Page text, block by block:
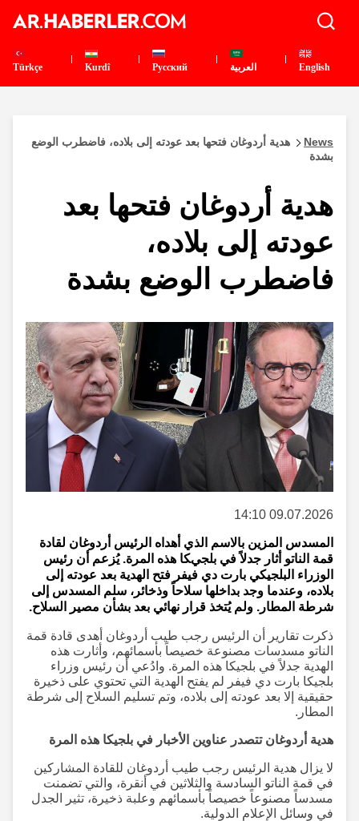
English العربية Pусский
Kurdî
Türkçe
News
هدية أردوغان فتحها بعد عودته إلى بلاده، فاضطرب الوضع
بشدة
هدية أردوغان فتحها بعد
عودته إلى بلاده،
فاضطرب الوضع بشدة
09.07.2026 14:10
المسدس المزين بالاسم الذي أهداه الرئيس أردوغان لقادة
قمة الناتو أثار جدلاً في بلجيكا هذه المرة. يُزعم أن رئيس
الوزراء البلجيكي بارت دي فيفر فتح الهدية بعد عودته إلى
بلاده، وعندما وجد بداخلها سلاحاً وذخائر، سلم المسدس إلى
شرطة المطار. ولم يُتخذ قرار نهائي بعد بشأن مصير السلاح.
ذكرت تقارير أن الرئيس رجب طيب أردوغان أهدى قادة قمة
الناتو مسدسات مصنوعة خصيصاً بأسمائهم، وأثارت هذه
الهدية جدلاً في بلجيكا هذه المرة. وادُعي أن رئيس وزراء
بلجيكا بارت دي فيفر لم يفتح الهدية التي تحتوي على ذخيرة
حقيقية إلا بعد عودته إلى بلاده، وتم تسليم السلاح إلى شرطة
المطار.
هدية أردوغان تتصدر عناوين الأخبار في بلجيكا هذه المرة
لا يزال هدية الرئيس رجب طيب أردوغان للقادة المشاركين
في قمة الناتو السادسة والثلاثين في أنقرة، والتي تضمنت
مسدساً مصنوعاً خصيصاً بأسمائهم وعلبة ذخيرة، تثير الجدل
في وسائل الإعلام الدولية.